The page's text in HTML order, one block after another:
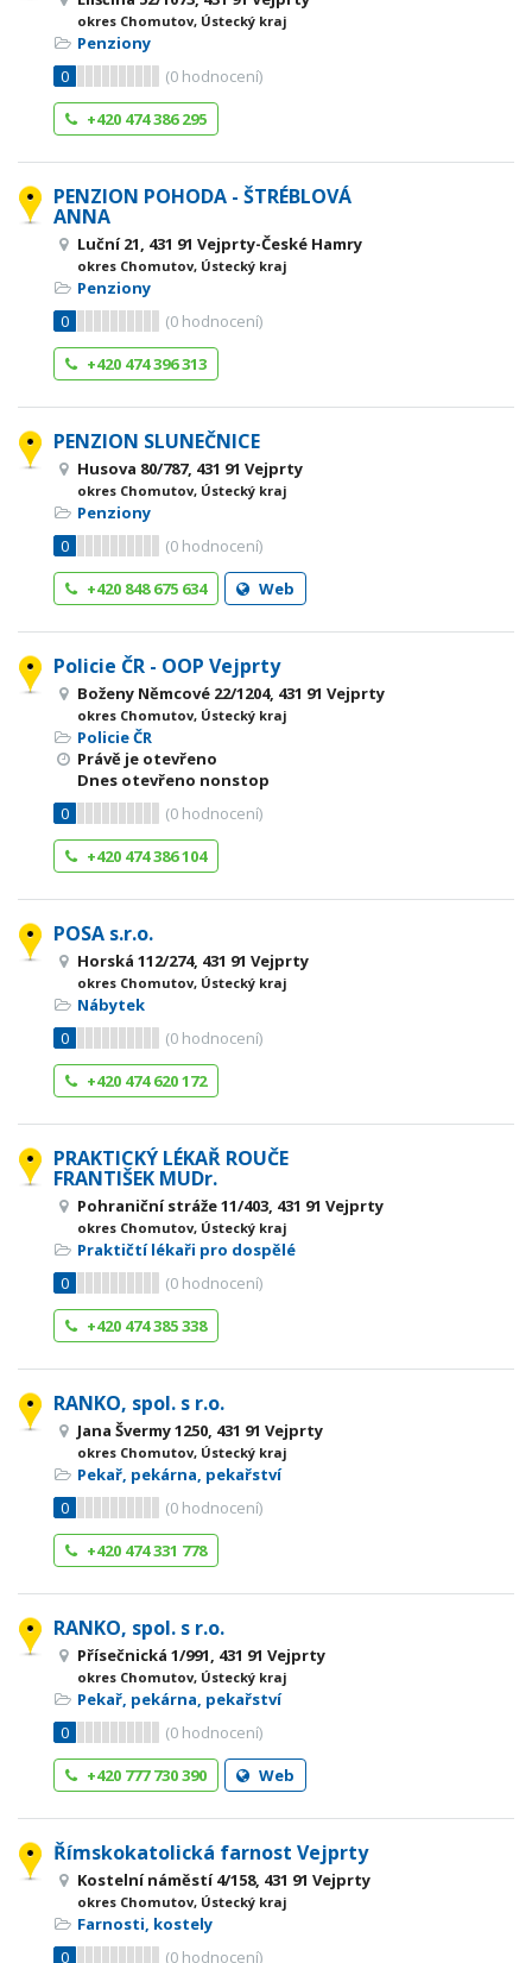
okres Chomutov, Ústecký kraj
Penziony
0
(0 hodnocení)
+420 474 386 295
PENZION POHODA - ŠTRÉBLOVÁ
ANNA
Luční 21, 431 91 Vejprty-České Hamry
okres Chomutov, Ústecký kraj
Penziony
0
(0 hodnocení)
+420 474 396 313
PENZION SLUNEČNICE
Husova 80/787, 431 91 Vejprty
okres Chomutov, Ústecký kraj
Penziony
0
(0 hodnocení)
+420 848 675 634
Web
Policie ČR - OOP Vejprty
Boženy Němcové 22/1204, 431 91 Vejprty
okres Chomutov, Ústecký kraj
Policie ČR
Právě je otevřeno
Dnes otevřeno nonstop
0
(0 hodnocení)
+420 474 386 104
POSA s.r.o.
Horská 112/274, 431 91 Vejprty
okres Chomutov, Ústecký kraj
Nábytek
0
(0 hodnocení)
+420 474 620 172
PRAKTICKÝ LÉKAŘ ROUČE
FRANTIŠEK MUDr.
Pohraniční stráže 11/403, 431 91 Vejprty
okres Chomutov, Ústecký kraj
Praktičtí lékaři pro dospělé
0
(0 hodnocení)
+420 474 385 338
RANKO, spol. s r.o.
Jana Švermy 1250, 431 91 Vejprty
okres Chomutov, Ústecký kraj
Pekař, pekárna, pekařství
0
(0 hodnocení)
+420 474 331 778
RANKO, spol. s r.o.
Přísečnická 1/991, 431 91 Vejprty
okres Chomutov, Ústecký kraj
Pekař, pekárna, pekařství
0
(0 hodnocení)
+420 777 730 390
Web
Římskokatolická farnost Vejprty
Kostelní náměstí 4/158, 431 91 Vejprty
okres Chomutov, Ústecký kraj
Farnosti, kostely
0
(0 hodnocení)